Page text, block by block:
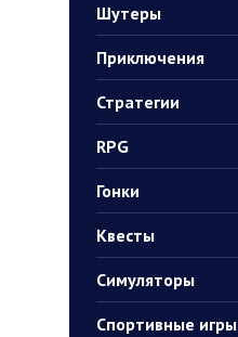
Шутеры
Приключения
Стратегии
RPG
Гонки
Квесты
Симуляторы
Спортивные игры